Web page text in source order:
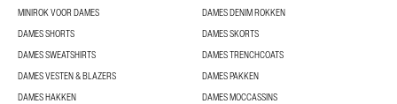
MINIROK VOOR DAMES
DAMES DENIM ROKKEN
DAMES SHORTS
DAMES SKORTS
DAMES SWEATSHIRTS
DAMES TRENCHCOATS
DAMES VESTEN & BLAZERS
DAMES PAKKEN
DAMES HAKKEN
DAMES MOCCASSINS